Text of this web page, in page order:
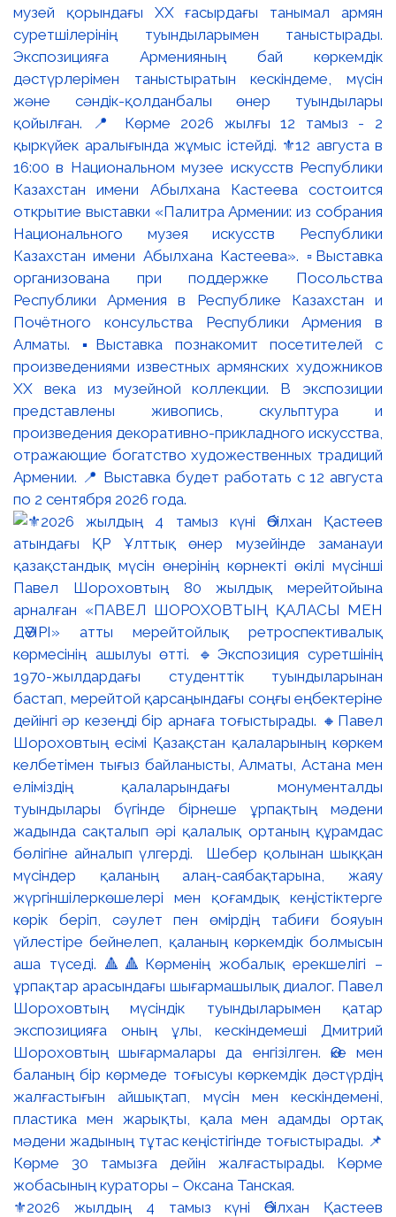
музей қорындағы ХХ ғасырдағы танымал армян
суретшілерінің туындыларымен таныстырады.
Экспозицияға Арменияның бай көркемдік
дәстүрлерімен таныстыратын кескіндеме, мүсін
және сәндік-қолданбалы өнер туындылары
қойылған. 📍 Көрме 2026 жылғы 12 тамыз - 2
қыркүйек аралығында жұмыс істейді. ⚜️12 августа в
16:00 в Национальном музее искусств Республики
Казахстан имени Абылхана Кастеева состоится
открытие выставки «Палитра Армении: из собрания
Национального музея искусств Республики
Казахстан имени Абылхана Кастеева». ▫️Выставка
организована при поддержке Посольства
Республики Армения в Республике Казахстан и
Почётного консульства Республики Армения в
Алматы. ▪️Выставка познакомит посетителей с
произведениями известных армянских художников
XX века из музейной коллекции. В экспозиции
представлены живопись, скульптура и
произведения декоративно-прикладного искусства,
отражающие богатство художественных традиций
Армении. 📍 Выставка будет работать с 12 августа
по 2 сентября 2026 года.
⚜️2026 жылдың 4 тамыз күні Әбілхан Қастеев